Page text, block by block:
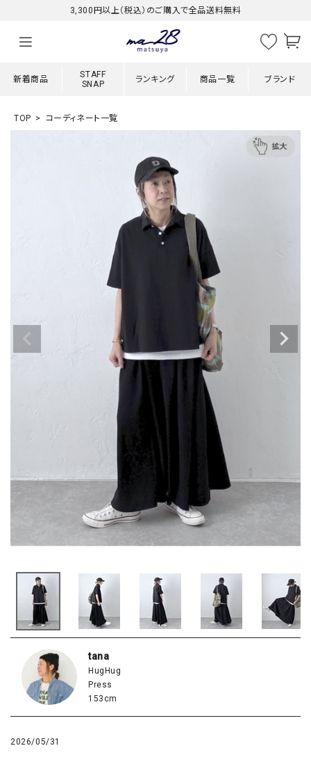
3,300円以上（税込）のご購入で全品送料無料
新着商品
STAFF
SNAP
ランキング 商品一覧 ブランド
TOP コーディネート一覧
tana
HugHug
Press
153cm
2026/05/31